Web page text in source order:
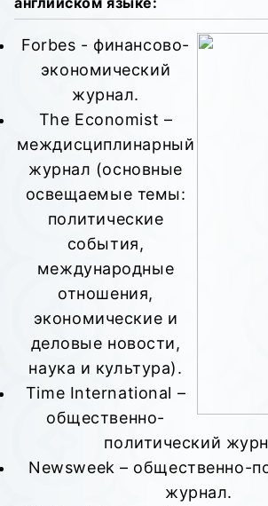
Forbes - финансово-
экономический
журнал.
The Economist –
междисциплинарный
журнал (основные
освещаемые темы:
политические
события,
международные
отношения,
экономические и
деловые новости,
наука и культура).
Time International –
общественно-
политический
Newsweek – общественно-
журнал.